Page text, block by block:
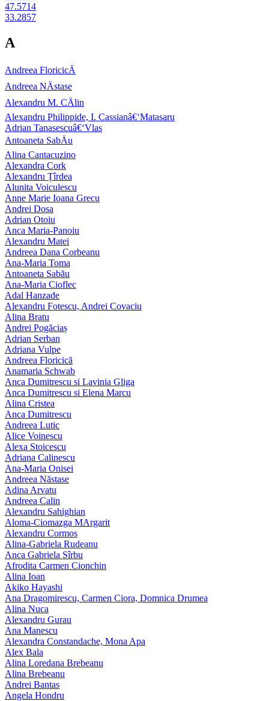
47.5714
33.2857
A
Andreea FloricicÄ
Andreea NÄstase
Alexandru M. CÄlin
Alexandru Philippide, I. Cassianâ€‘Matasaru
Adrian Tanasescuâ€‘Vlas
Antoaneta SabÄu
Alina Cantacuzino
Alexandra Cork
Alexandru Țîrdea
Alunita Voiculescu
Anne Marie Ioana Grecu
Andrei Dosa
Adrian Otoiu
Anca Maria-Panoiu
Alexandru Matei
Andreea Dana Corbeanu
Ana-Maria Toma
Antoaneta Sabău
Ana-Maria Cioflec
Adal Hanzade
Alexandru Fotescu, Andrei Covaciu
Alina Bratu
Andrei Pogăciaș
Adrian Serban
Adriana Vulpe
Andreea Floricică
Anamaria Schwab
Anca Dumitrescu si Lavinia Gliga
Anca Dumitrescu si Elena Marcu
Alina Cristea
Anca Dumitrescu
Andreea Lutic
Alice Voinescu
Alexa Stoicescu
Adriana Calinescu
Ana-Maria Onisei
Andreea Năstase
Adina Arvatu
Andreea Calin
Alexandru Sahighian
Aloma-Ciomazga MArgarit
Alexandru Cormos
Alina-Gabriela Rudeanu
Anca Gabriela Sîrbu
Afrodita Carmen Cionchin
Alina Ioan
Akiko Hayashi
Ana Dragomirescu, Carmen Ciora, Domnica Drumea
Alina Nuca
Alexandru Gurau
Ana Manescu
Alexandra Constandache, Mona Apa
Alex Bala
Alina Loredana Brebeanu
Alina Brebeanu
Andrei Bantas
Angela Hondru